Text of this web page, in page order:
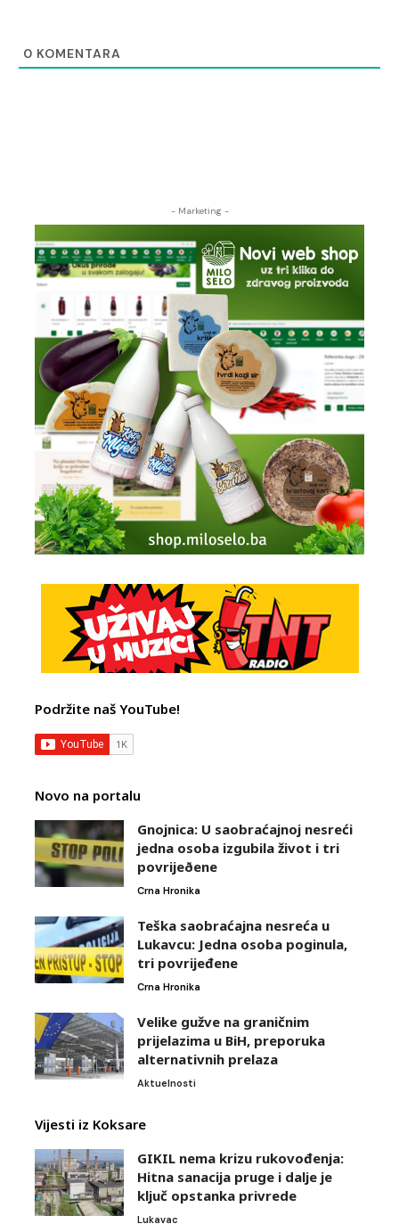
0 KOMENTARA
- Marketing -
Podržite naš YouTube!
Novo na portalu
Gnojnica: U saobraćajnoj nesreći
jedna osoba izgubila život i tri
povrijeðene
Crna Hronika
Teška saobraćajna nesreća u
Lukavcu: Jedna osoba poginula,
tri povrijeđene
Crna Hronika
Velike gužve na graničnim
prijelazima u BiH, preporuka
alternativnih prelaza
Aktuelnosti
Vijesti iz Koksare
GIKIL nema krizu rukovođenja:
Hitna sanacija pruge i dalje je
ključ opstanka privrede
Lukavac